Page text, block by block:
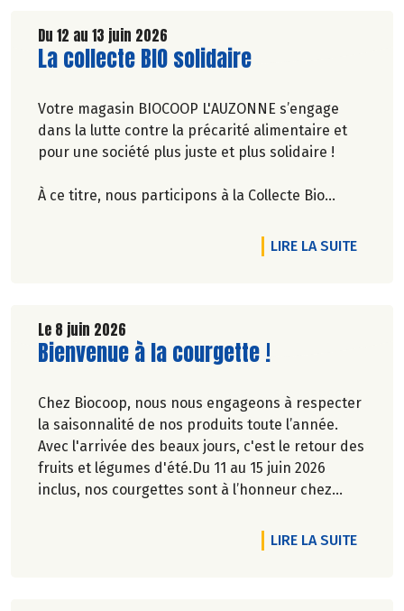
Du 12 au 13 juin 2026
Lire la suite de l'article
La collecte BIO solidaire
Votre magasin BIOCOOP L'AUZONNE s’engage
dans la lutte contre la précarité alimentaire et
pour une société plus juste et plus solidaire !
À ce titre, nous participons à la Collecte Bio
solidarité alimentaire développé par le Fonds de
don de produits biologiques au profit de
l'épicerie sociale et solidaire Oxygène, située à
Carpentras, dont les bénévoles sont présents
collecte, notre magasin Biocoop reversera un
don correspondant au montant de la marge
réalisée sur les produits collectés.
🤝 La Collecte Bio Solidaire organisée par le
LIRE LA SUITEDE
Le 8 juin 2026
Lire la suite de l'article
Bienvenue à la courgette !
Chez Biocoop, nous nous engageons à respecter
la saisonnalité de nos produits toute l’année.
Avec l'arrivée des beaux jours, c'est le retour des
fruits et légumes d'été.Du 11 au 15 juin 2026
inclus, nos courgettes sont à l’honneur chez
LIRE LA SUITEDE